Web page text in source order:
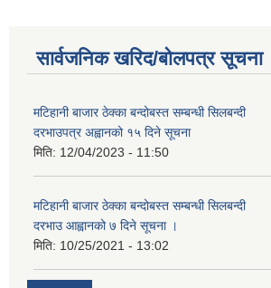
सार्वजनिक खरिद/बोलपत्र सूचना
मटिहानी बाजार ठेक्का बन्दोबस्त सम्बन्धी सिलबन्दी
दरभाउपत्र अह्वानको १५ दिने सूचना
मिति: 12/04/2023 - 11:50
मटिहानी बाजार ठेक्का बन्दोबस्त सम्बन्धी सिलबन्दी
दरभाउ आह्वानको ७ दिने सूचना ।
मिति: 10/25/2021 - 13:02